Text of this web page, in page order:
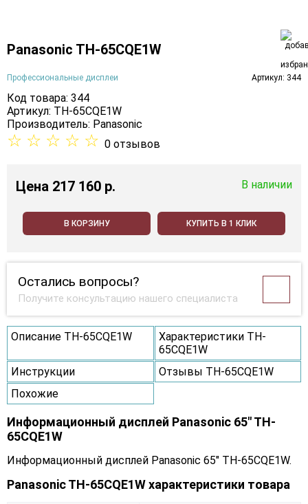
Panasonic TH-65CQE1W
Профессиональные дисплеи Артикул: 344
Код товара: 344
Артикул: TH-65CQE1W
Производитель: Panasonic
☆ ☆ ☆ ☆ ☆ 0 отзывов
Цена 217 160 p. В наличии
В КОРЗИНУ КУПИТЬ В 1 КЛИК
Остались вопросы?
Получите консультацию нашего специалиста
Описание TH-65CQE1W
Характеристики TH-
65CQE1W
Инструкции
Отзывы TH-65CQE1W
Похожие
Информационный дисплей Panasonic 65" TH-
65CQE1W
Информационный дисплей Panasonic 65" TH-65CQE1W.
Panasonic TH-65CQE1W характеристики товара